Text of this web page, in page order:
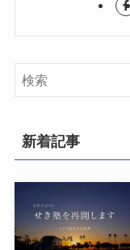
新着記事